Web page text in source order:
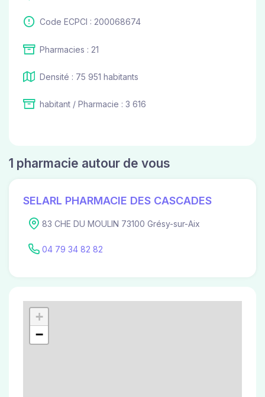
Code ECPCI : 200068674
Pharmacies : 21
Densité : 75 951 habitants
habitant / Pharmacie : 3 616
1 pharmacie autour de vous
SELARL PHARMACIE DES CASCADES
83 CHE DU MOULIN 73100 Grésy-sur-Aix
04 79 34 82 82
+
−